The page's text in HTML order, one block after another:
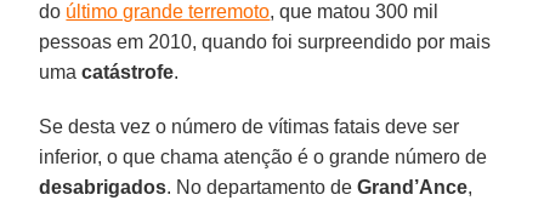
do último grande terremoto, que matou 300 mil
pessoas em 2010, quando foi surpreendido por mais
umacatástrofe.
Se desta vez o número de vítimas fatais deve ser
inferior, o que chama atenção é o grande número de
desabrigados. No departamento deGrand’Ance,